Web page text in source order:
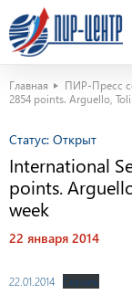
Главная ПИР-Пресс
2854 points. Arguello,
Статус: Открыт
International
points.
week
22 января 2014
22.01.2014 Скачать